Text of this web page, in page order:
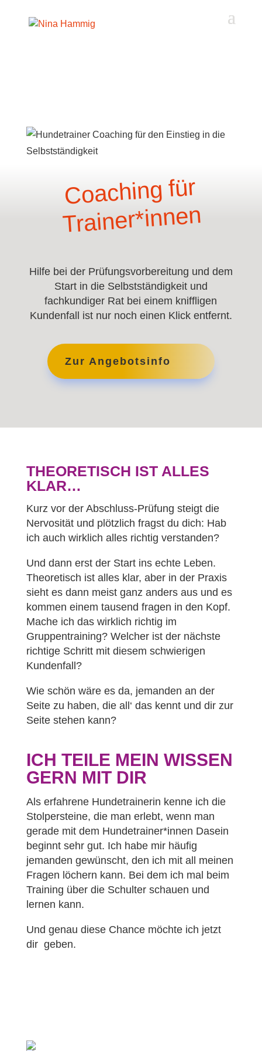
Coaching für
Trainer*innen
Hilfe bei der Prüfungsvorbereitung und dem
Start in die Selbstständigkeit und
fachkundiger Rat bei einem kniffligen
Kundenfall ist nur noch einen Klick entfernt.
Zur Angebotsinfo
THEORETISCH IST ALLES
KLAR…
Kurz vor der Abschluss-Prüfung steigt die
Nervosität und plötzlich fragst du dich: Hab
ich auch wirklich alles richtig verstanden?
Und dann erst der Start ins echte Leben.
Theoretisch ist alles klar, aber in der Praxis
sieht es dann meist ganz anders aus und es
kommen einem tausend fragen in den Kopf.
Mache ich das wirklich richtig im
Gruppentraining? Welcher ist der nächste
richtige Schritt mit diesem schwierigen
Kundenfall?
Wie schön wäre es da, jemanden an der
Seite zu haben, die all‘ das kennt und dir zur
Seite stehen kann?
ICH TEILE MEIN WISSEN
GERN MIT DIR
Als erfahrene Hundetrainerin kenne ich die
Stolpersteine, die man erlebt, wenn man
gerade mit dem Hundetrainer*innen Dasein
beginnt sehr gut. Ich habe mir häufig
jemanden gewünscht, den ich mit all meinen
Fragen löchern kann. Bei dem ich mal beim
Training über die Schulter schauen und
lernen kann.
Und genau diese Chance möchte ich jetzt
dir geben.